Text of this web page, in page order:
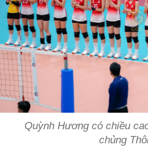
Quỳnh Hương có chiều
chủng